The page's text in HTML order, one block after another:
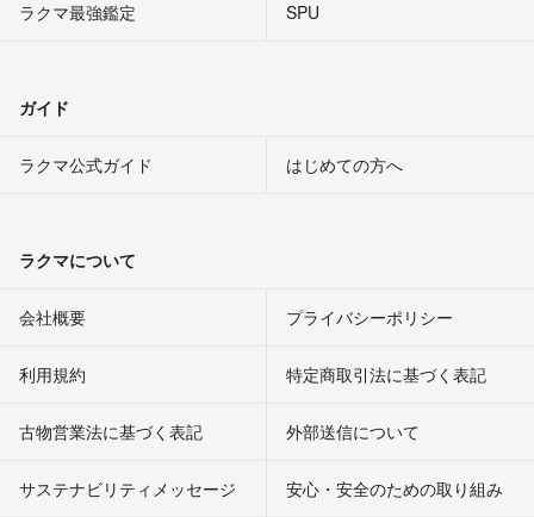
ラクマ最強鑑定
SPU
ガイド
ラクマ公式ガイド はじめての方へ
ラクマについて
会社概要 プライバシーポリシー
利用規約 特定商取引法に基づく表記
古物営業法に基づく表記 外部送信について
サステナビリティメッセージ 安心・安全のための取り組み